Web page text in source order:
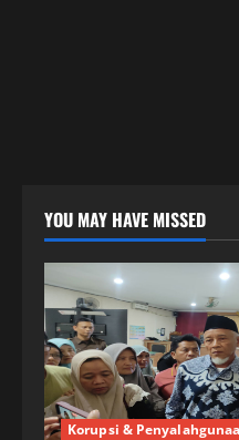
YOU MAY HAVE MISSED
Korupsi &